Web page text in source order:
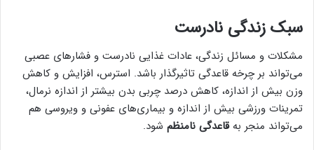
سبک زندگی نادرست
مشکلات و مسائل زندگی، عادات غذایی نادرست و فشارهای عصبی
می‌تواند بر چرخه قاعدگی تاثیرگذار باشد. استرس، افزایش و کاهش
وزن بیش از اندازه، کاهش درصد چربی بدن بیشتر از اندازه نرمال،
تمرینات ورزشی بیش از اندازه و بیماری‌های عفونی و ویروسی هم
می‌تواند منجر بهقاعدگی نامنظم شود.